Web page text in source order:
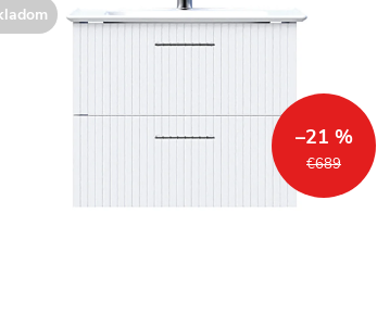
€689
–21 %